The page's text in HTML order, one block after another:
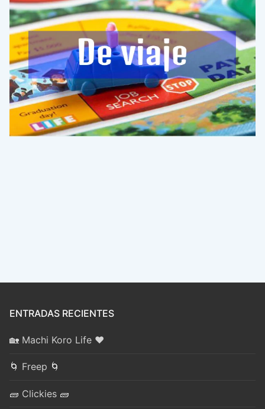
ENTRADAS RECIENTES
🏡 Machi Koro Life ❤️
🌀 Freep 🌀
🧱 Clickies 🧱